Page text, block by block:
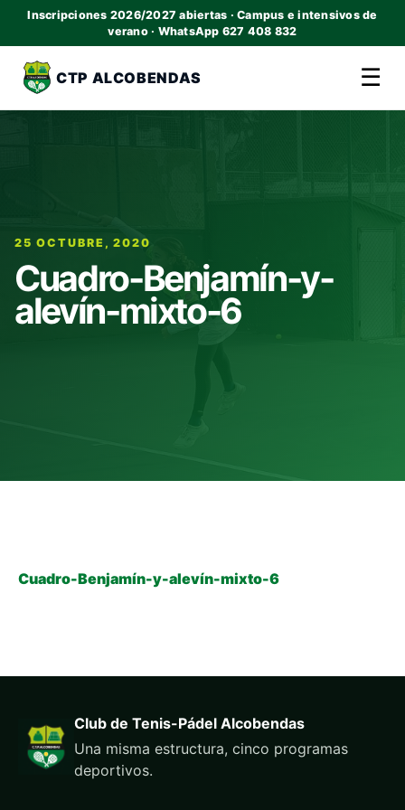
Inscripciones 2026/2027 abiertas · Campus e intensivos de
verano · WhatsApp 627 408 832
CTP ALCOBENDAS ☰
25 OCTUBRE, 2020
Cuadro-Benjamín-y-
alevín-mixto-6
Cuadro-Benjamín-y-alevín-mixto-6
Club de Tenis-Pádel Alcobendas
Una misma estructura, cinco programas
deportivos.